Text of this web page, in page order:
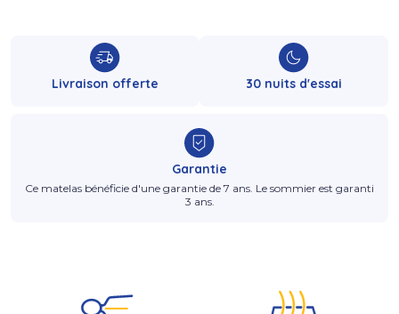
Livraison offerte 30 nuits d'essai
Garantie
Ce matelas bénéficie d'une garantie de 7 ans. Le sommier est garanti
3 ans.